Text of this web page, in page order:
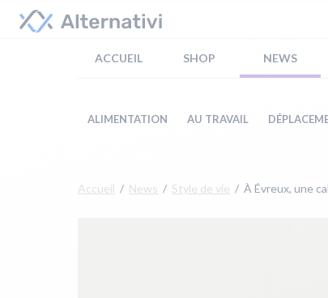
ACCUEIL SHOP NEWS
ALIMENTATION AU TRAVAIL
Accueil News Style de vie À Évreux, une